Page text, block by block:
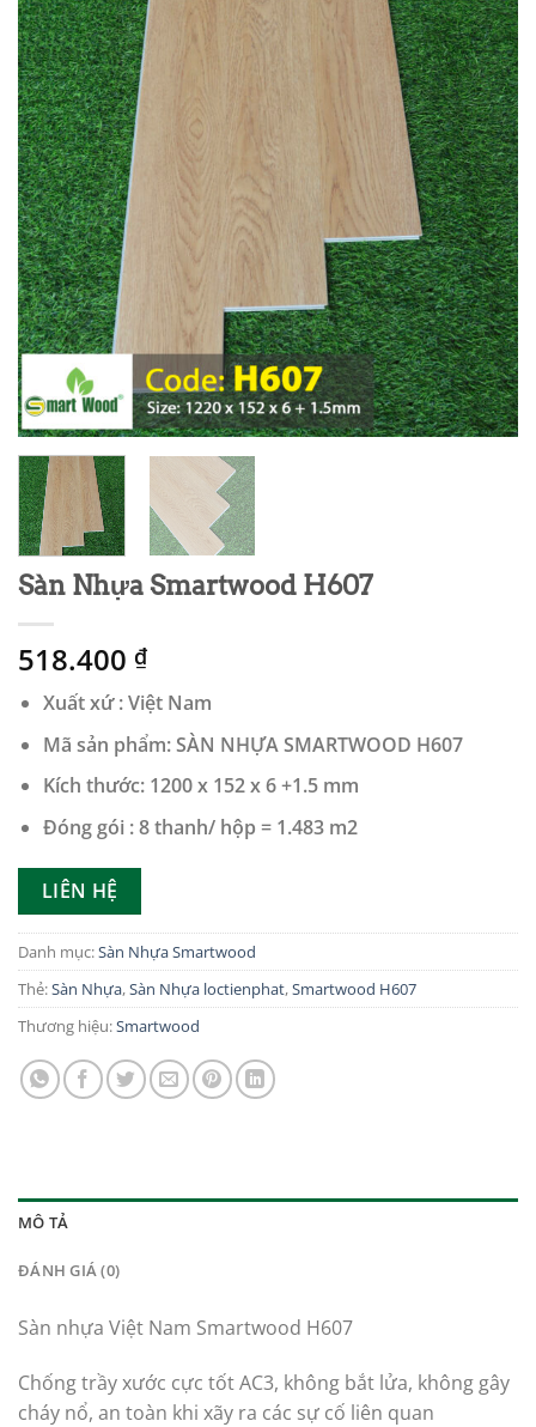
Sàn Nhựa Smartwood H607
518.400 ₫
Xuất xứ : Việt Nam
Mã sản phẩm: SÀN NHỰA SMARTWOOD H607
Kích thước: 1200 x 152 x 6 +1.5 mm
Đóng gói : 8 thanh/ hộp = 1.483 m2
LIÊN HỆ
Danh mục:Sàn Nhựa Smartwood
Thẻ:Sàn Nhựa,Sàn Nhựa loctienphat,Smartwood H607
Thương hiệu:Smartwood
MÔ TẢ
ĐÁNH GIÁ (0)
Sàn nhựa Việt Nam Smartwood H607
Chống trầy xước cực tốt AC3, không bắt lửa, không gây
cháy nổ, an toàn khi xãy ra các sự cố liên quan